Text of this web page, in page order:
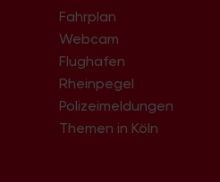
Fahrplan
Webcam
Flughafen
Rheinpegel
Polizeimeldungen
Themen in Köln